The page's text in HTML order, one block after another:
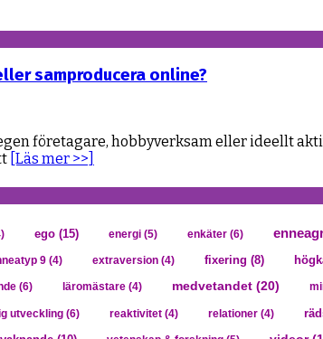
samproducera online?
företagare, hobbyverksam eller ideellt
[Läs mer >>]
ego (15) energi (5) enkäter (6)
9 (4) extraversion (4) fixering (8)
(6) läromästare (4) medvetandet (20)
utveckling (6) reaktivitet (4) relationer (4)